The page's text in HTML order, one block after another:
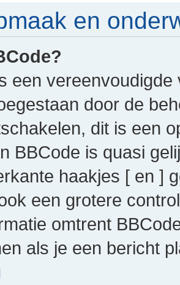
en
een
door de
dit is een
BBCode is quasi
haakjes [ en ]
een grotere
omtrent
als je een bericht